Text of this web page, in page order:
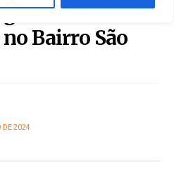
bate
Bairro São
DE 2024